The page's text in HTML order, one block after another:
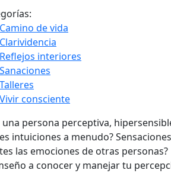
Camino de vida
Clarividencia
Reflejos interiores
Sanaciones
Talleres
Vivir consciente
una persona perceptiva,
intuiciones a menudo?
las emociones de otras personas?
a conocer y manejar tu